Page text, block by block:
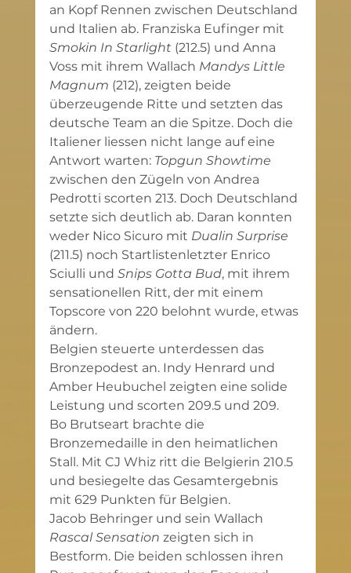
an Kopf Rennen zwischen Deutschland
und Italien ab. Franziska Eufinger mit
Smokin In Starlight (212.5) und Anna
Voss mit ihrem Wallach Mandys Little
Magnum (212), zeigten beide
überzeugende Ritte und setzten das
deutsche Team an die Spitze. Doch die
Italiener liessen nicht lange auf eine
Antwort warten: Topgun Showtime
zwischen den Zügeln von Andrea
Pedrotti scorten 213. Doch Deutschland
setzte sich deutlich ab. Daran konnten
weder Nico Sicuro mit Dualin Surprise
(211.5) noch Startlistenletzter Enrico
Sciulli und Snips Gotta Bud, mit ihrem
sensationellen Ritt, der mit einem
Topscore von 220 belohnt wurde, etwas
ändern.
Belgien steuerte unterdessen das
Bronzepodest an. Indy Henrard und
Amber Heubuchel zeigten eine solide
Leistung und scorten 209.5 und 209.
Bo Brutseart brachte die
Bronzemedaille in den heimatlichen
Stall. Mit CJ Whiz ritt die Belgierin 210.5
und besiegelte das Gesamtergebnis
mit 629 Punkten für Belgien.
Jacob Behringer und sein Wallach
Rascal Sensation zeigten sich in
Bestform. Die beiden schlossen ihren